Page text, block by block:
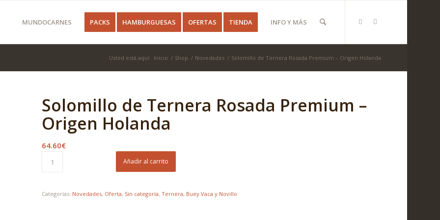
MUNDOCARNES PACKS HAMBURGUESAS OFERTAS TIENDA INFO Y MÁS
Usted está aquí: Inicio / Shop / Novedades / Solomillo de Ternera Rosada Premium – Origen Holanda
Solomillo de Ternera Rosada Premium –
Origen Holanda
64.60€
Añadir al carrito
Categorías: Novedades, Oferta, Sin categoría,Ternera, Buey Vaca y Novillo